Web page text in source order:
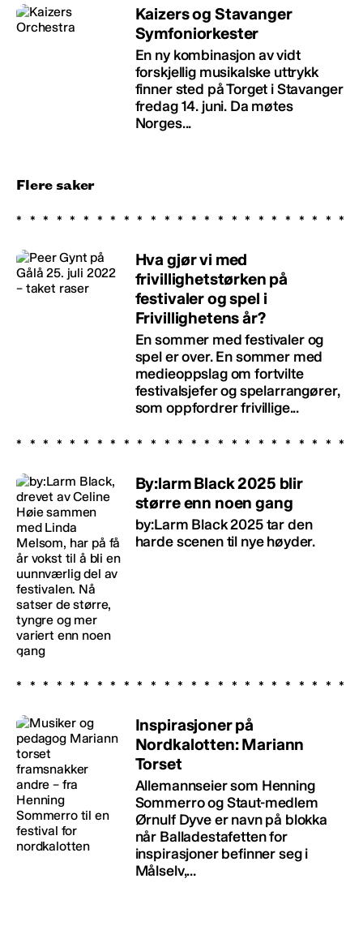
Kaizers og Stavanger
Symfoniorkester
En ny kombinasjon av vidt
forskjellig musikalske uttrykk
finner sted på Torget i Stavanger
fredag 14. juni. Da møtes
Norges...
Flere saker
Hva gjør vi med
frivillighetstørken på
festivaler og spel i
Frivillighetens år?
En sommer med festivaler og
spel er over. En sommer med
medieoppslag om fortvilte
festivalsjefer og spelarrangører,
som oppfordrer frivillige...
By:larm Black 2025 blir
større enn noen gang
by:Larm Black 2025 tar den
harde scenen til nye høyder.
Inspirasjoner på
Nordkalotten: Mariann
Torset
Allemannseier som Henning
Sommerro og Staut-medlem
Ørnulf Dyve er navn på blokka
når Balladestafetten for
inspirasjoner befinner seg i
Målselv,...